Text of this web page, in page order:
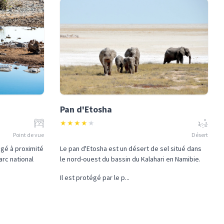
Point de vue
à proximité
national
Pan d'Etosha
★★★★ ★
Désert
Le pan d'Etosha est un désert de sel situé dans
le nord-ouest du bassin du Kalahari en Namibie.
Il est protégé par le p...